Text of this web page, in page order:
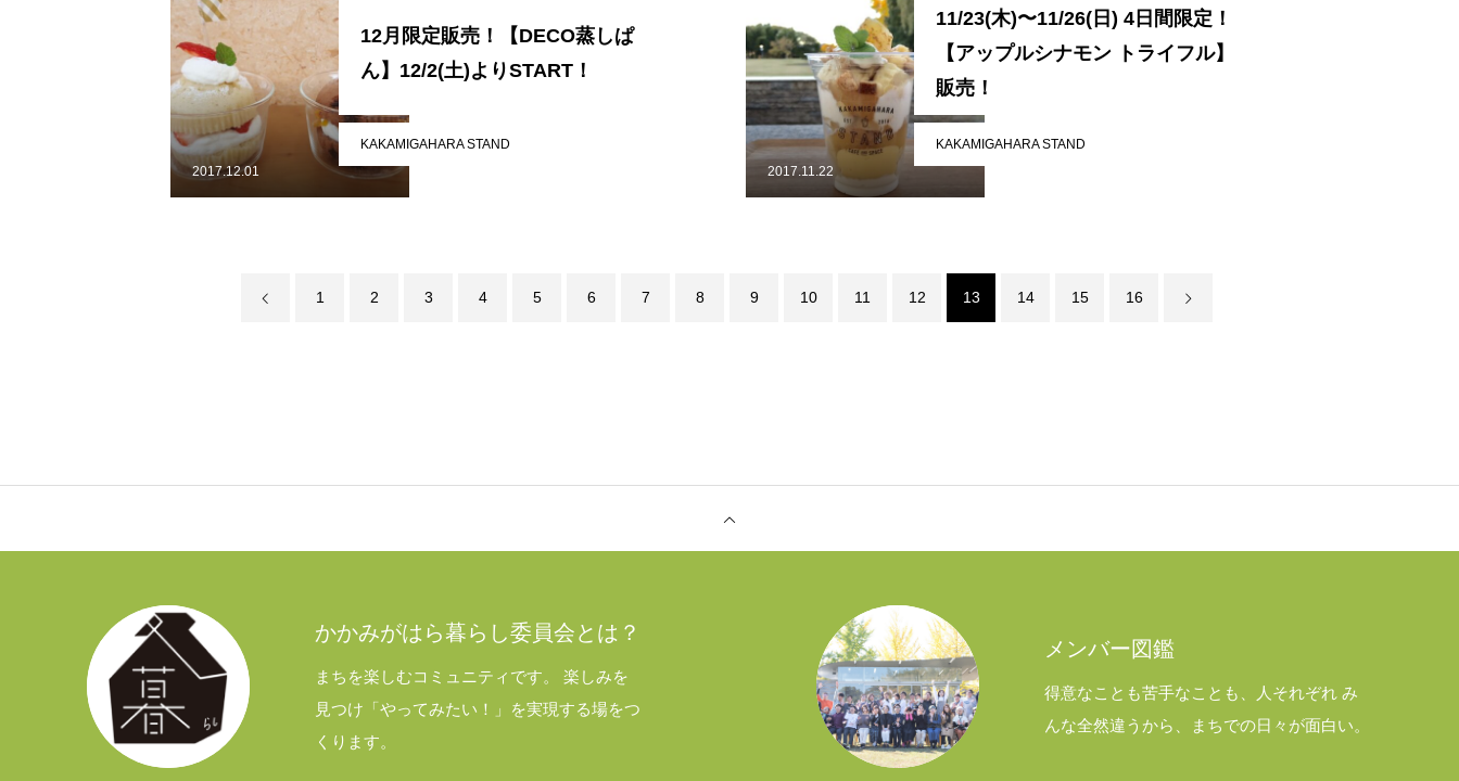
お問い合わせ
KAKAMIGAHARA STAND
12月限定販売！【DECO蒸しぱ
ん】12/2(土)よりSTART！
2017.12.01
KAKAMIGAHARA STAND
11/23(木)〜11/26(日) 4日間限定！
【アップルシナモン トライフル】
販売！
2017.11.22
1 2 3 4 5 6 7 8 9 10 11 12 13 14 15 16
かかみがはら暮らし委員会とは？
まちを楽しむコミュニティです。 楽しみを
見つけ「やってみたい！」を実現する場をつ
くります。
メンバー図鑑
得意なことも苦手なことも、人それぞれ み
んな全然違うから、まちでの日々が面白い。